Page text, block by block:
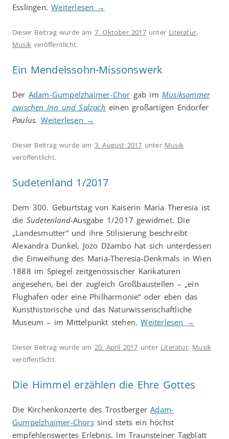
Esslingen.Weiterlesen →
Dieser Beitrag wurde am 7. Oktober 2017unter Literatur,
Musik veröffentlicht.
Ein Mendelssohn-Missonswerk
Der Adam-Gumpelzhaimer-Chor gab imMusiksommer
zwischen Inn und Salzach einen großartigen Endorfer
Paulus. Weiterlesen →
Dieser Beitrag wurde am 3. August 2017 unter Musik
veröffentlicht.
Sudetenland 1/2017
Dem 300. Geburtstag von Kaiserin Maria Theresia ist
die Sudetenland-Ausgabe 1/2017 gewidmet. Die
„Landesmutter“ und ihre Stilisierung beschreibt
Alexandra Dunkel, Jozo Džambo hat sich unterdessen
die Einweihung des Maria-Theresia-Denkmals in Wien
1888 im Spiegel zeitgenössischer Karikaturen
angesehen, bei der zugleich Großbaustellen – „ein
Flughafen oder eine Philharmonie“ oder eben das
Kunsthistorische und das Naturwissenschaftliche
Museum – im Mittelpunkt stehen.Weiterlesen →
Dieser Beitrag wurde am 20. April 2017 unter Literatur, Musik
veröffentlicht.
Die Himmel erzählen die Ehre Gottes
Die Kirchenkonzerte des TrostbergerAdam-
Gumpelzhaimer-Chorssind stets ein höchst
empfehlenswertes Erlebnis. Im Traunsteiner Tagblatt